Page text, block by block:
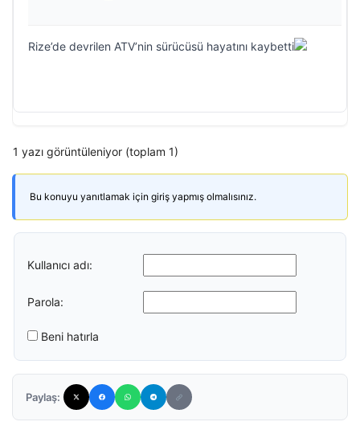
Rize’de devrilen ATV’nin sürücüsü hayatını kaybetti
1 yazı görüntüleniyor (toplam 1)
Bu konuyu yanıtlamak için giriş yapmış olmalısınız.
Kullanıcı adı:
Parola:
Beni hatırla
Paylaş: